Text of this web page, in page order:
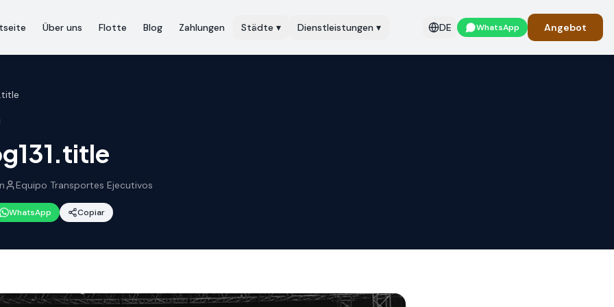
Über uns Flotte Blog Zahlungen Städte ▾ Dienstleistungen ▾ DE WhatsApp Angebot
Equipo Transportes Ejecutivos
WhatsApp Copiar